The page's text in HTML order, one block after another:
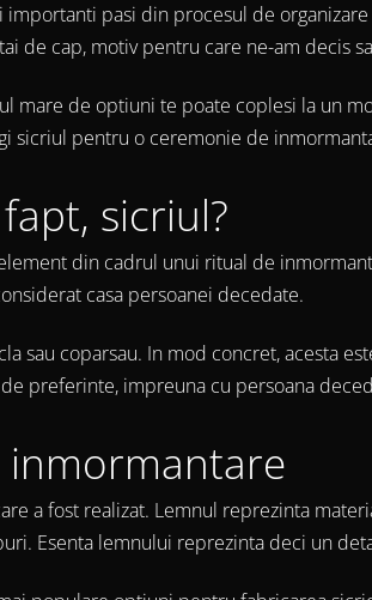
pasi din procesul de
de cap, motiv pentru care ne-am decis
mare de optiuni te poate coplesi la un
sicriul pentru o ceremonie de
sicriul?
din cadrul unui ritual de
casa persoanei decedate.
sau coparsau. In mod concret, acesta
preferinte, impreuna cu persoana
inmormantare
a fost realizat. Lemnul reprezinta
Esenta lemnului reprezinta deci un